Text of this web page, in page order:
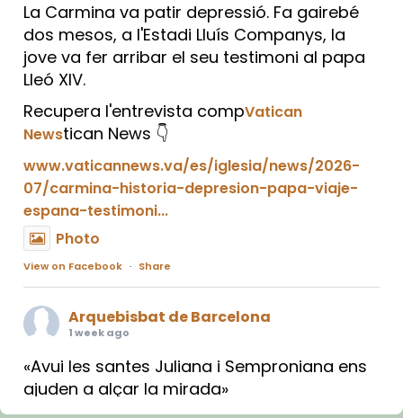
La Carmina va patir depressió. Fa gairebé
dos mesos, a l'Estadi Lluís Companys, la
jove va fer arribar el seu testimoni al papa
Lleó XIV.
Recupera l'entrevista compVatican
Newstican News 👇
www.vaticannews.va/es/iglesia/news/2026-
07/carmina-historia-depresion-papa-viaje-
espana-testimoni...
Photo
View on Facebook · Share
Arquebisbat de Barcelona
1 week ago
«Avui les santes Juliana i Semproniana ens
ajuden a alçar la mirada»